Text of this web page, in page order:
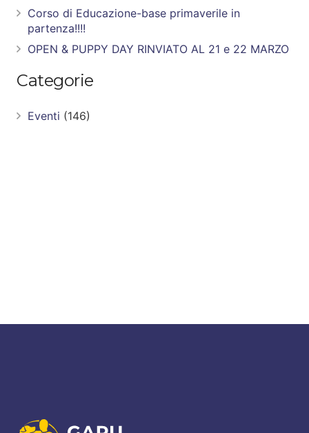
Corso di Educazione-base primaverile in
partenza!!!!
OPEN & PUPPY DAY RINVIATO AL 21 e 22 MARZO
Categorie
Eventi (146)